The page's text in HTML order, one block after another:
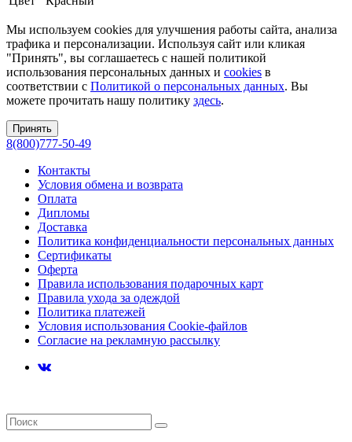
Мы используем cookies для улучшения работы сайта, анализа
трафика и персонализации. Используя сайт или кликая
"Принять", вы соглашаетесь с нашей политикой
использования персональных данных и cookies в
соответствии с Политикой о персональных данных. Вы
можете прочитать нашу политику здесь.
Принять
8(800)777-50-49
Контакты
Условия обмена и возврата
Оплата
Дипломы
Доставка
Политика конфиденциальности персональных данных
Сертификаты
Оферта
Правила использования подарочных карт
Правила ухода за одеждой
Политика платежей
Условия использования Cookie-файлов
Согласие на рекламную рассылку